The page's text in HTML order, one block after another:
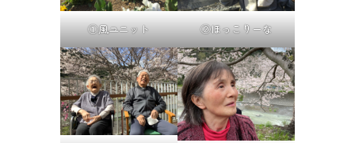
①風ユニット ②ほっこりーな